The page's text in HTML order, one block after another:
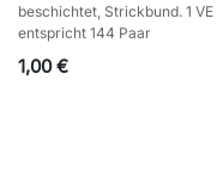
beschichtet, Strickbund. 1 VE
entspricht 144 Paar
1,00€